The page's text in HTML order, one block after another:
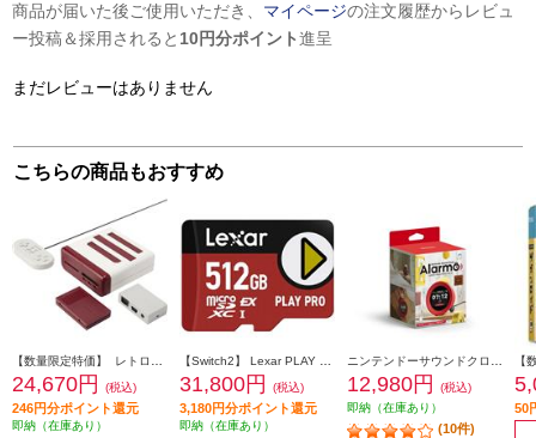
商品が届いた後ご使用いただき、 マイページの注文履歴からレビュ
ー投稿＆採用されると 10円分ポイント進呈
まだレビューはありません
こちらの商品もおすすめ
【数量限定特価】 レトロフリーク コントローラーアダプターセット<レッド×ホワイト>
24,670円 (税込)
246円分ポイント還元
即納（在庫あり）
【Switch2】 Lexar PLAY PRO microSDXC Express カード 512GB
31,800円 (税込)
3,180円分ポイント還元
即納（在庫あり）
ニンテンドーサウンドクロック Alarmo（アラーモ）
12,980円
(税込)
即納（在庫あり）
(10件)
50